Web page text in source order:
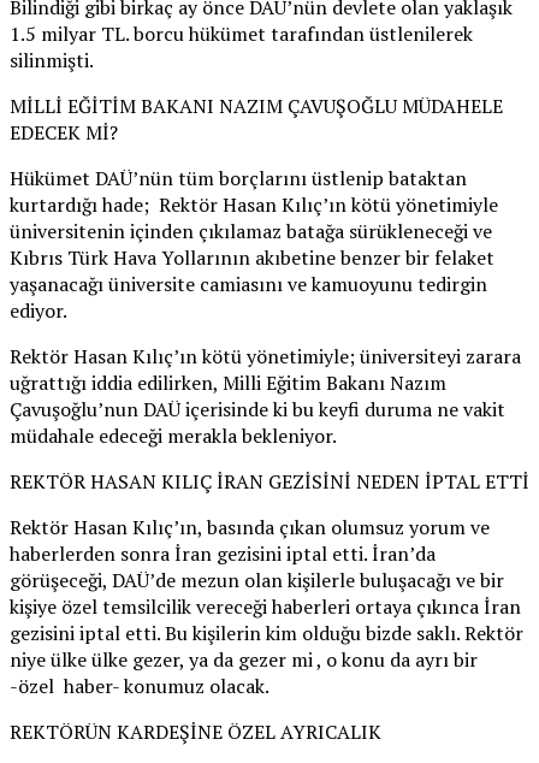
Bilindiği gibi birkaç ay önce DAÜ’nün devlete olan yaklaşık
1.5 milyar TL. borcu hükümet tarafından üstlenilerek
silinmişti.
MİLLİ EĞİTİM BAKANI NAZIM ÇAVUŞOĞLU MÜDAHELE
EDECEK Mİ?
Hükümet DAÜ’nün tüm borçlarını üstlenip bataktan
kurtardığı hade; Rektör Hasan Kılıç’ın kötü yönetimiyle
üniversitenin içinden çıkılamaz batağa sürükleneceği ve
Kıbrıs Türk Hava Yollarının akıbetine benzer bir felaket
yaşanacağı üniversite camiasını ve kamuoyunu tedirgin
ediyor.
Rektör Hasan Kılıç’ın kötü yönetimiyle; üniversiteyi zarara
uğrattığı iddia edilirken, Milli Eğitim Bakanı Nazım
Çavuşoğlu’nun DAÜ içerisinde ki bu keyfi duruma ne vakit
müdahale edeceği merakla bekleniyor.
REKTÖR HASAN KILIÇ İRAN GEZİSİNİ NEDEN İPTAL ETTİ
Rektör Hasan Kılıç’ın, basında çıkan olumsuz yorum ve
haberlerden sonra İran gezisini iptal etti. İran’da
görüşeceği, DAÜ’de mezun olan kişilerle buluşacağı ve bir
kişiye özel temsilcilik vereceği haberleri ortaya çıkınca İran
gezisini iptal etti. Bu kişilerin kim olduğu bizde saklı. Rektör
niye ülke ülke gezer, ya da gezer mi , o konu da ayrı bir
-özel haber- konumuz olacak.
REKTÖRÜN KARDEŞİNE ÖZEL AYRICALIK